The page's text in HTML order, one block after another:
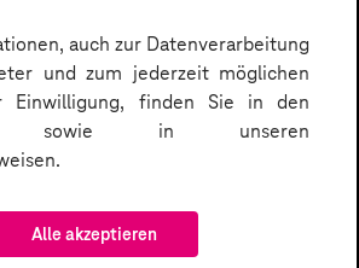
auch zur Datenverarbeitung
und zum jederzeit möglichen
Einwilligung, finden Sie in den
sowie in unseren
Alle akzeptieren